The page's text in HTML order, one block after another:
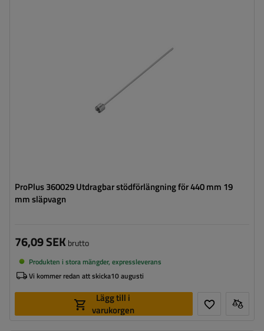
ProPlus 360029 Utdragbar stödförlängning för 440 mm 19
mm släpvagn
76,09 SEKbrutto
Produkten i stora mängder, expressleverans
Vi kommer redan att skicka10 augusti
Lägg till i
varukorgen